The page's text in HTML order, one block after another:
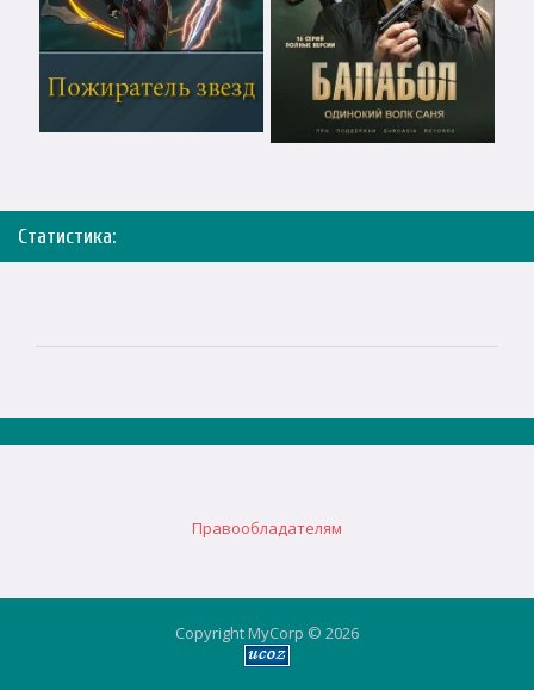
Статистика:
Правообладателям
Copyright MyCorp © 2026